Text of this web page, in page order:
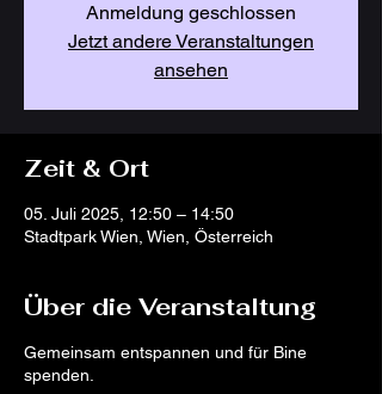
Anmeldung geschlossen
Jetzt andere Veranstaltungen
ansehen
Zeit & Ort
05. Juli 2025, 12:50 – 14:50
Stadtpark Wien, Wien, Österreich
Über die Veranstaltung
Gemeinsam entspannen und für Bine
spenden.